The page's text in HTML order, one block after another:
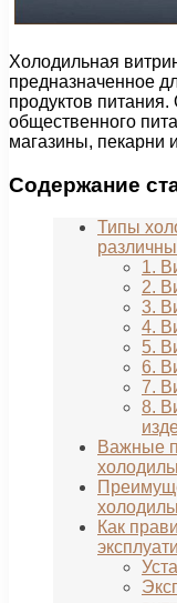
Холодильная
предназначенное
продуктов
общественного
магазины, пекарни
Содержание
Типы
1.
2.
3.
4.
5.
6.
7.
8.
Важные
Как